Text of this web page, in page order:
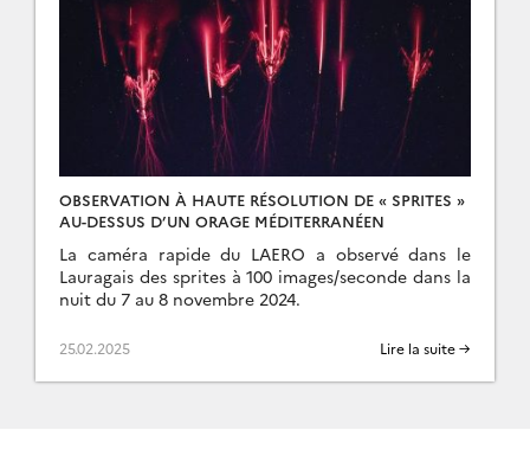
OBSERVATION À HAUTE RÉSOLUTION DE « SPRITES »
AU-DESSUS D’UN ORAGE MÉDITERRANÉEN
La caméra rapide du LAERO a observé dans le
Lauragais des sprites à 100 images/seconde dans la
nuit du 7 au 8 novembre 2024.
25.02.2025 Lire la suite →